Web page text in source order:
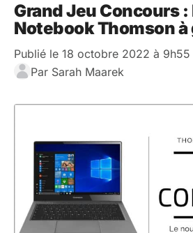
Grand Jeu Concours
Notebook Thomson à
Publié le 18 octobre 2022 à 9h55
Par Sarah Maarek